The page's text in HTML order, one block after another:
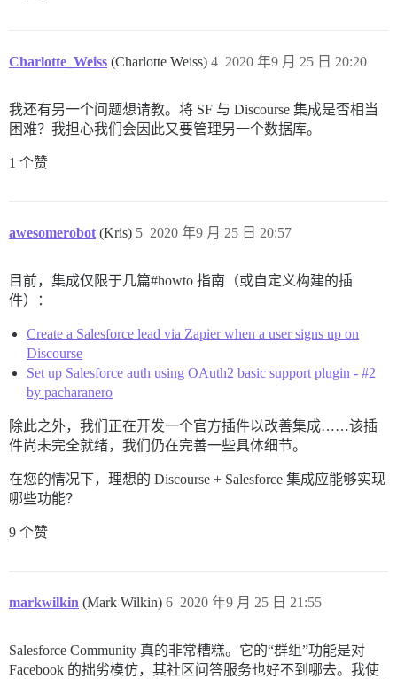
Charlotte_Weiss (Charlotte Weiss) 2020 年9 月 25 日 20:20
4
我还有另一个问题想请教。将 SF 与 Discourse 集成是否相当
困难？我担心我们会因此又要管理另一个数据库。
1 个赞
awesomerobot (Kris) 2020 年9 月 25 日 20:57
5
目前，集成仅限于几篇#howto 指南（或自定义构建的插
件）：
Create a Salesforce lead via Zapier when a user signs up on
Discourse
Set up Salesforce auth using OAuth2 basic support plugin - #2
by pacharanero
除此之外，我们正在开发一个官方插件以改善集成……该插
件尚未完全就绪，我们仍在完善一些具体细节。
在您的情况下，理想的 Discourse + Salesforce 集成应能够实现
哪些功能？
9 个赞
markwilkin (Mark Wilkin) 2020 年9 月 25 日 21:55
6
Salesforce Community 真的非常糟糕。它的“群组”功能是对
Facebook 的拙劣模仿，其社区问答服务也好不到哪去。我使